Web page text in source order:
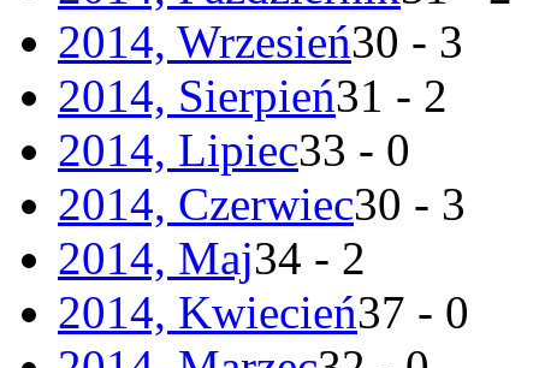
2014, Wrzesień30 - 3
2014, Sierpień31 - 2
2014, Lipiec33 - 0
2014, Czerwiec30 - 3
2014, Maj34 - 2
2014, Kwiecień37 - 0